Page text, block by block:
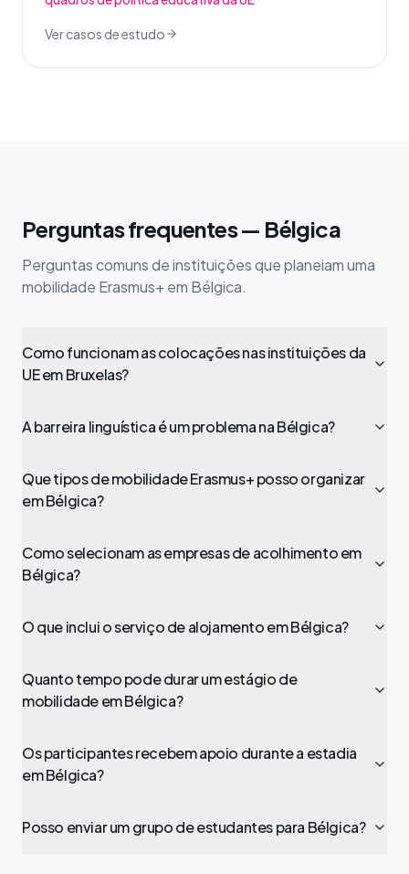
Ver casos de estudo
Perguntas frequentes — Bélgica
Perguntas comuns de instituições que planeiam uma
mobilidade Erasmus+ em Bélgica.
Como funcionam as colocações nas instituições da
UE em Bruxelas?
A barreira linguística é um problema na Bélgica?
Que tipos de mobilidade Erasmus+ posso organizar
em Bélgica?
Como selecionam as empresas de acolhimento em
Bélgica?
O que inclui o serviço de alojamento em Bélgica?
Quanto tempo pode durar um estágio de
mobilidade em Bélgica?
Os participantes recebem apoio durante a estadia
em Bélgica?
Posso enviar um grupo de estudantes para Bélgica?